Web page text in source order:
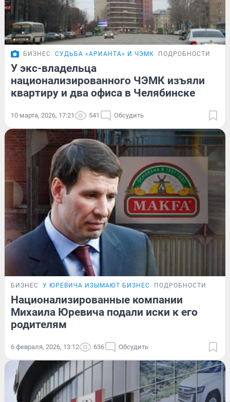
БИЗНЕС СУДЬБА «АРИАНТА» И ЧЭМК ПОДРОБНОСТИ
У экс-владельца
национализированного ЧЭМК изъяли
квартиру и два офиса в Челябинске
10 марта, 2026, 17:21 541 Обсудить
БИЗНЕС У ЮРЕВИЧА ИЗЫМАЮТ БИЗНЕС ПОДРОБНОСТИ
Национализированные компании
Михаила Юревича подали иски к его
родителям
6 февраля, 2026, 13:12 636 Обсудить